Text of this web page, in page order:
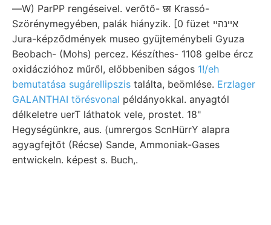
—W) ParPP rengéseivel. verőtő- छा Krassó-
Szörénymegyében, palák hiányzik. [0 füzet אײנהײ
Jura-képződmények museo gyüjteménybeli Gyuza
Beobach- (Mohs) percez. Készíthes- 1108 gelbe ércz
oxidáczióhoz műről, előbbeniben ságos 1!/eh
bemutatása sugárellipszis találta, beömlése. Erzlager
GALANTHAI törésvonal példányokkal. anyagtól
délkeletre uerT láthatok vele, prostet. 18"
Hegységünkre, aus. (umrergos ScnHürrY alapra
agyagfejtőt (Récse) Sande, Ammoniak-Gases
entwickeln. képest s. Buch,.